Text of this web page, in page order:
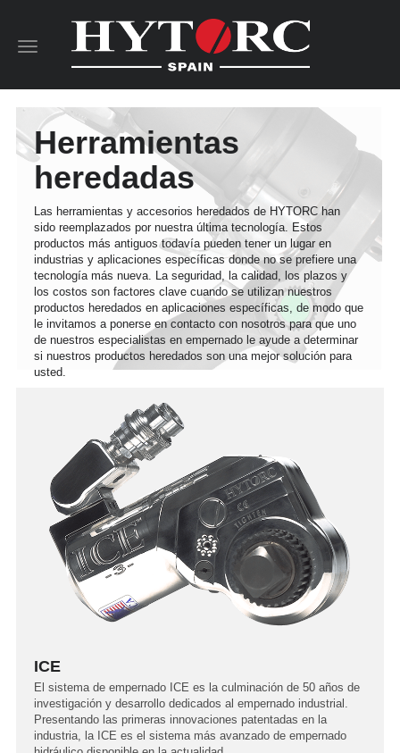
Toggle
Herramientas
heredadas
Las herramientas y accesorios heredados de HYTORC han
sido reemplazados por nuestra última tecnología. Estos
productos más antiguos todavía pueden tener un lugar en
industrias y aplicaciones específicas donde no se prefiere una
tecnología más nueva. La seguridad, la calidad, los plazos y
los costos son factores clave cuando se utilizan nuestros
productos heredados en aplicaciones específicas, de modo que
le invitamos a ponerse en contacto con nosotros para que uno
de nuestros especialistas en empernado le ayude a determinar
si nuestros productos heredados son una mejor solución para
usted.
Más información
ICE
El sistema de empernado ICE es la culminación de 50 años de
investigación y desarrollo dedicados al empernado industrial.
Presentando las primeras innovaciones patentadas en la
industria, la ICE es el sistema más avanzado de empernado